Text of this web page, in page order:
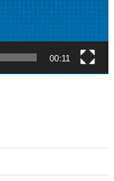
00:11